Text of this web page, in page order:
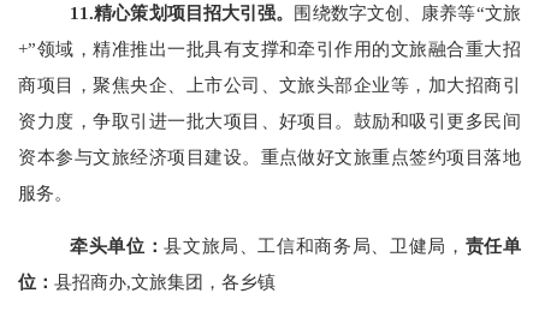
11.精心策划项目招大引强。 围绕数字文创、康养等“文旅
+”领域，精准推出一批具有支撑和牵引作用的文旅融合重大招
商项目，聚焦央企、上市公司、文旅头部企业等，加大招商引
资力度，争取引进一批大项目、好项目。鼓励和吸引更多民间
资本参与文旅经济项目建设。 重点做好文旅重点签约项目落地
服务。
牵头单位：县文旅局、 工信和商务局、卫健局 ， 责任单
位：县招商办,文旅集团，各乡镇